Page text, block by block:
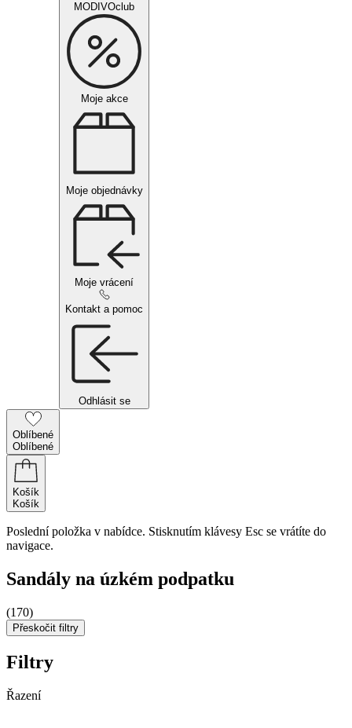
MODIVOclub
Moje akce
Moje objednávky
Moje vrácení
Kontakt a pomoc
Odhlásit se
Oblíbené
Oblíbené
Košík
Košík
Poslední položka v nabídce. Stisknutím klávesy Esc se vrátíte do
navigace.
Sandály na úzkém podpatku
(170)
Přeskočit filtry
Filtry
Řazení